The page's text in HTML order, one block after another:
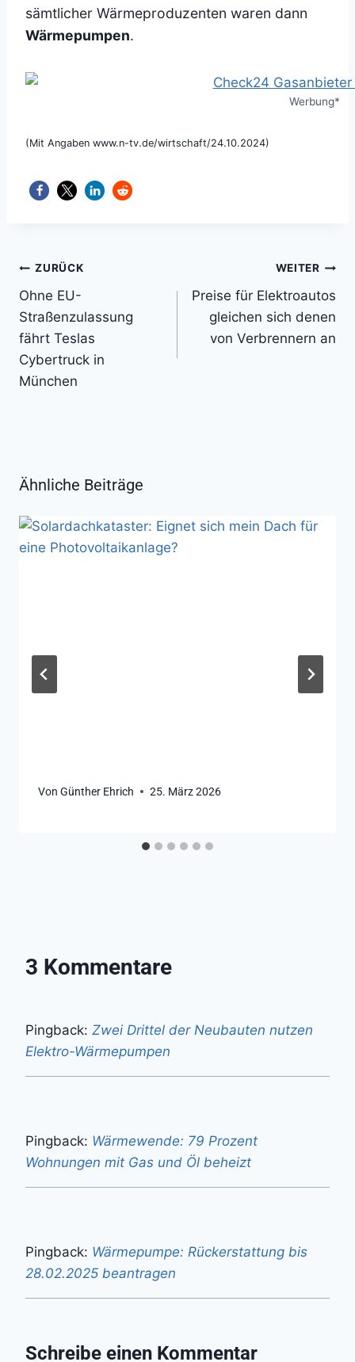
sämtlicher Wärmeproduzenten waren dann
Wärmepumpen.
Werbung*
(Mit Angaben www.n-tv.de/wirtschaft/24.10.2024)
Beitragsnavigation
ZURÜCK
Ohne EU-
Straßenzulassung
fährt Teslas
Cybertruck in
München
WEITER
Preise für Elektroautos
gleichen sich denen
von Verbrennern an
Ähnliche Beiträge
Von Günther Ehrich 25. März 2026
3 Kommentare
Pingback: Zwei Drittel der Neubauten nutzen
Elektro-Wärmepumpen
Pingback: Wärmewende: 79 Prozent
Wohnungen mit Gas und Öl beheizt
Pingback: Wärmepumpe: Rückerstattung bis
28.02.2025 beantragen
Schreibe einen Kommentar